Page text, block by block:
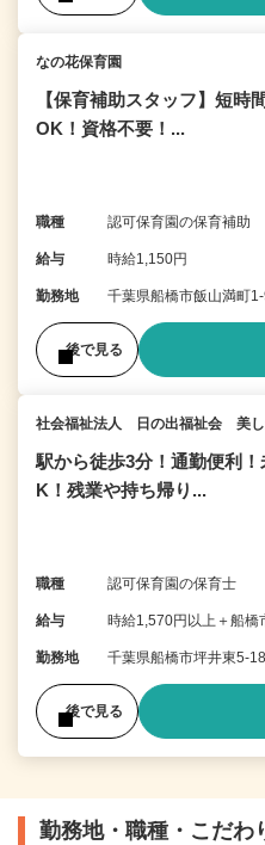
なの花保育園
【保育補助スタッフ】短時
OK！資格不要！...
職種 認可保育園の保育補助
給与 時給1,150円
勤務地 千葉県船橋市飯山満町
後で見る
社会福祉法人 日の出福祉会 美し
駅から徒歩3分！通勤便利！
K！残業や持ち帰り...
職種 認可保育園の保育士
給与 時給1,570円以上＋船橋
勤務地 千葉県船橋市坪井東5-
後で見る
勤務地・職種・こだわ